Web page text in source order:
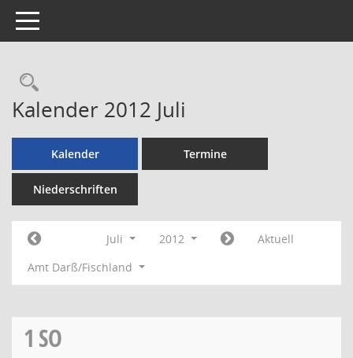
Toggle navigation
Rechercheauswahl
Kalender 2012 Juli
Kalender Termine
Niederschriften
Juli 2012
Aktuell
Amt Darß/Fischland
1 SO